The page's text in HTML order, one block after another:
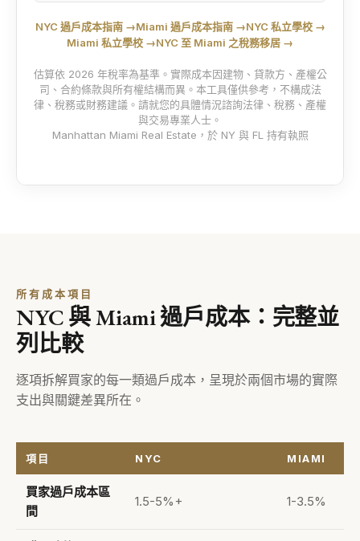
NYC 過戶成本指南 →Miami 過戶成本指南 →NYC 私立學校 →
Miami 私立學校 →NYC 至 Miami 之稅務移居 →
估算依 2026 年稅率為基準。實際成本因建物、貸款方、產權公
司、合約條款與所有權結構而異。本工具僅供參考，不構成法
律、稅務或財務建議。請就您的具體情況諮詢法律、稅務、產權
與交易專業人士。
Manhattan Miami Real Estate，於 NY 與 FL 持有執照
所有成本項目
NYC 與 Miami 過戶成本：完整並
列比較
逐項拆解買家的每一類過戶成本，呈現於兩個市場的實際
支出與關鍵差異所在。
項目 NYC MIAMI
買家過戶成本區
間
1.5-5%+ 1-3.5%